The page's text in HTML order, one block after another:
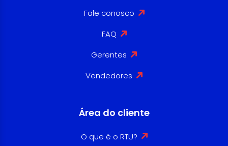
Fale conosco
FAQ
Gerentes
Vendedores
Área do cliente
O que é o RTU?